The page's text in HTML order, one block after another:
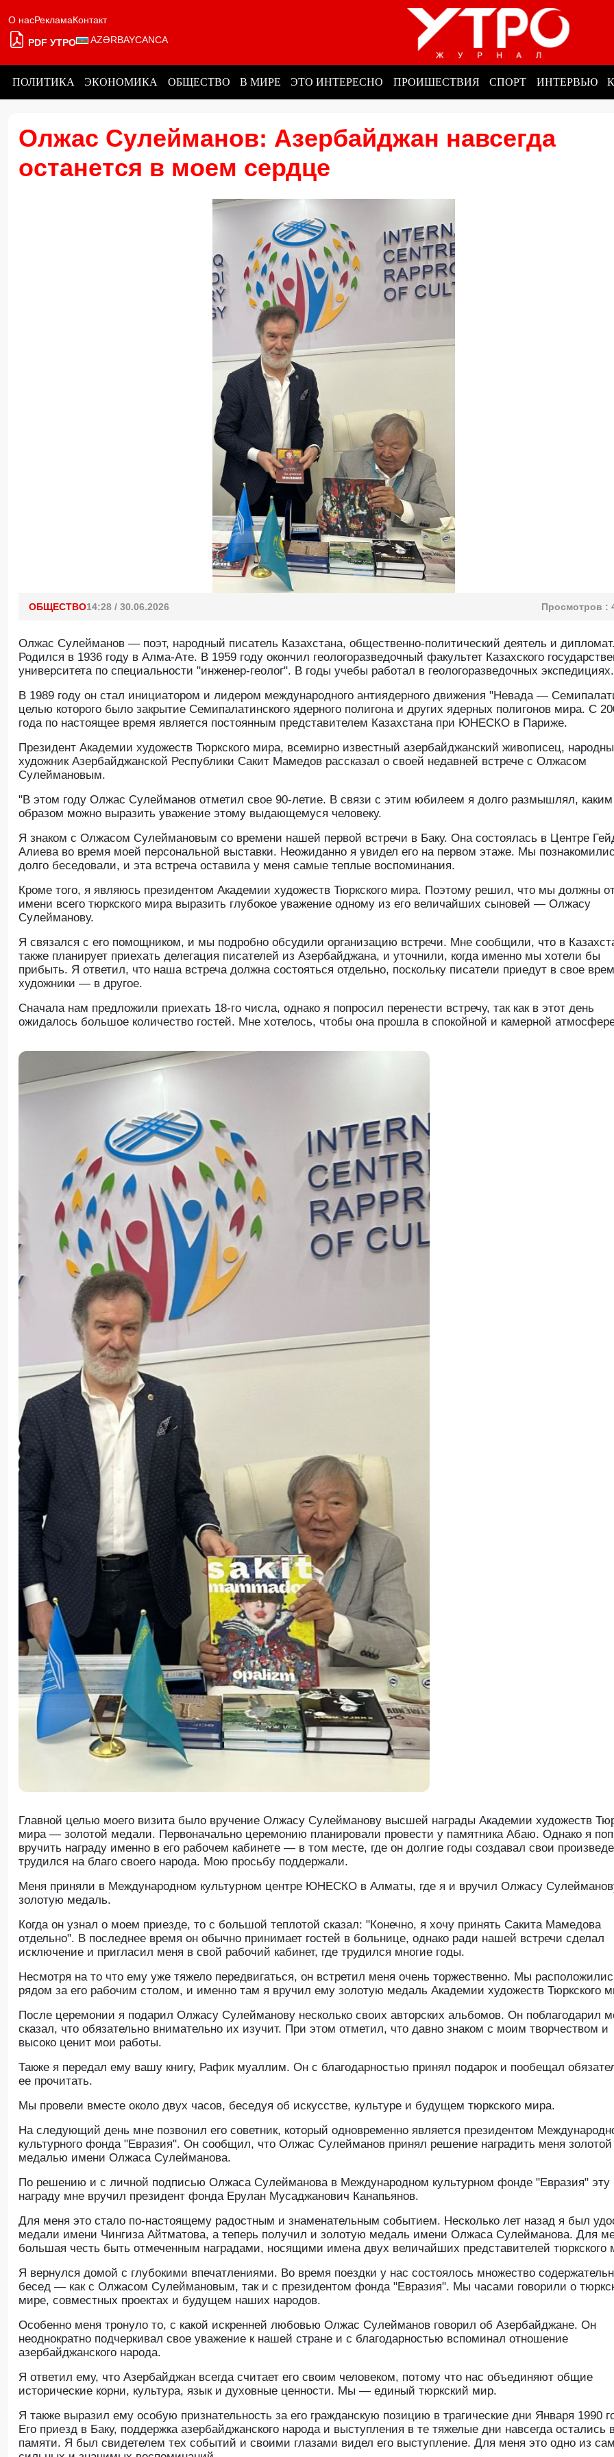
О насРекламаКонтакт
PDF УТРО AZƏRBAYCANCA
ПОЛИТИКА ЭКОНОМИКА ОБЩЕСТВО В МИРЕ ЭТО ИНТЕРЕСНО ПРОИШЕСТВИЯ СПОРТ ИНТЕРВЬЮ
Олжас Сулейманов: Азербайджан навсегда
останется в моем сердце
ОБЩЕСТВО14:28 / 30.06.2026 Просмотров :
Олжас Сулейманов — поэт, народный писатель Казахстана, общественно-политический деятель и дипломат.
Родился в 1936 году в Алма-Ате. В 1959 году окончил геологоразведочный факультет Казахского
университета по специальности "инженер-геолог". В годы учебы работал в геологоразведочных экспедициях.
В 1989 году он стал инициатором и лидером международного антиядерного движения "Невада —
целью которого было закрытие Семипалатинского ядерного полигона и других ядерных полигонов мира. С
года по настоящее время является постоянным представителем Казахстана при ЮНЕСКО в Париже.
Президент Академии художеств Тюркского мира, всемирно известный азербайджанский живописец,
художник Азербайджанской Республики Сакит Мамедов рассказал о своей недавней встрече с Олжасом
Сулеймановым.
"В этом году Олжас Сулейманов отметил свое 90-летие. В связи с этим юбилеем я долго размышлял, каким
образом можно выразить уважение этому выдающемуся человеку.
Я знаком с Олжасом Сулеймановым со времени нашей первой встречи в Баку. Она состоялась в Центре
Алиева во время моей персональной выставки. Неожиданно я увидел его на первом этаже. Мы
долго беседовали, и эта встреча оставила у меня самые теплые воспоминания.
Кроме того, я являюсь президентом Академии художеств Тюркского мира. Поэтому решил, что мы должны
имени всего тюркского мира выразить глубокое уважение одному из его величайших сыновей — Олжасу
Сулейманову.
Я связался с его помощником, и мы подробно обсудили организацию встречи. Мне сообщили, что в
также планирует приехать делегация писателей из Азербайджана, и уточнили, когда именно мы хотели бы
прибыть. Я ответил, что наша встреча должна состояться отдельно, поскольку писатели приедут в свое
художники — в другое.
Сначала нам предложили приехать 18-го числа, однако я попросил перенести встречу, так как в этот день
ожидалось большое количество гостей. Мне хотелось, чтобы она прошла в спокойной и камерной
Главной целью моего визита было вручение Олжасу Сулейманову высшей награды Академии художеств
мира — золотой медали. Первоначально церемонию планировали провести у памятника Абаю. Однако я
вручить награду именно в его рабочем кабинете — в том месте, где он долгие годы создавал свои
трудился на благо своего народа. Мою просьбу поддержали.
Меня приняли в Международном культурном центре ЮНЕСКО в Алматы, где я и вручил Олжасу
золотую медаль.
Когда он узнал о моем приезде, то с большой теплотой сказал: "Конечно, я хочу принять Сакита Мамедова
отдельно". В последнее время он обычно принимает гостей в больнице, однако ради нашей встречи сделал
исключение и пригласил меня в свой рабочий кабинет, где трудился многие годы.
Несмотря на то что ему уже тяжело передвигаться, он встретил меня очень торжественно. Мы
рядом за его рабочим столом, и именно там я вручил ему золотую медаль Академии художеств Тюркского
После церемонии я подарил Олжасу Сулейманову несколько своих авторских альбомов. Он поблагодарил
сказал, что обязательно внимательно их изучит. При этом отметил, что давно знаком с моим творчеством и
высоко ценит мои работы.
Также я передал ему вашу книгу, Рафик муаллим. Он с благодарностью принял подарок и пообещал
ее прочитать.
Мы провели вместе около двух часов, беседуя об искусстве, культуре и будущем тюркского мира.
На следующий день мне позвонил его советник, который одновременно является президентом
культурного фонда "Евразия". Он сообщил, что Олжас Сулейманов принял решение наградить меня золотой
медалью имени Олжаса Сулейманова.
По решению и с личной подписью Олжаса Сулейманова в Международном культурном фонде "Евразия" эту
награду мне вручил президент фонда Ерулан Мусаджанович Канапьянов.
Для меня это стало по-настоящему радостным и знаменательным событием. Несколько лет назад я был
медали имени Чингиза Айтматова, а теперь получил и золотую медаль имени Олжаса Сулейманова. Для
большая честь быть отмеченным наградами, носящими имена двух величайших представителей тюркского
Я вернулся домой с глубокими впечатлениями. Во время поездки у нас состоялось множество
бесед — как с Олжасом Сулеймановым, так и с президентом фонда "Евразия". Мы часами говорили о
мире, совместных проектах и будущем наших народов.
Особенно меня тронуло то, с какой искренней любовью Олжас Сулейманов говорил об Азербайджане. Он
неоднократно подчеркивал свое уважение к нашей стране и с благодарностью вспоминал отношение
азербайджанского народа.
Я ответил ему, что Азербайджан всегда считает его своим человеком, потому что нас объединяют общие
исторические корни, культура, язык и духовные ценности. Мы — единый тюркский мир.
Я также выразил ему особую признательность за его гражданскую позицию в трагические дни Января 1990
Его приезд в Баку, поддержка азербайджанского народа и выступления в те тяжелые дни навсегда остались
памяти. Я был свидетелем тех событий и своими глазами видел его выступление. Для меня это одно из